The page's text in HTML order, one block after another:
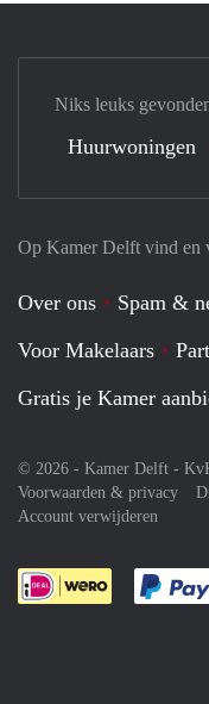
Op Kamer Delft vind en
Over ons Spam &
Voor Makelaars
Gratis je Kamer
© 2026 - Kamer Delft -
Voorwaarden & privacy
Account verwijderen
Niks leuks
Huurwoningen